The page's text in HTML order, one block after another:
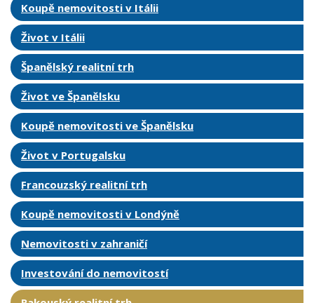
Koupě nemovitosti v Itálii
Život v Itálii
Španělský realitní trh
Život ve Španělsku
Koupě nemovitosti ve Španělsku
Život v Portugalsku
Francouzský realitní trh
Koupě nemovitosti v Londýně
Nemovitosti v zahraničí
Investování do nemovitostí